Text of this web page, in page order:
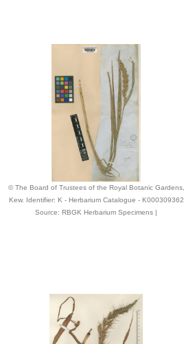
© The Board of Trustees of the Royal Botanic Gardens,
Kew. Identifier: K - Herbarium Catalogue - K000309362
Source: RBGK Herbarium Specimens |